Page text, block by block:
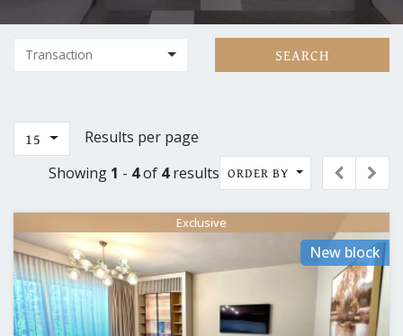
SEARCH
15
Results per page
Showing 1 - 4of 4results ORDER BY
New block
Exclusive